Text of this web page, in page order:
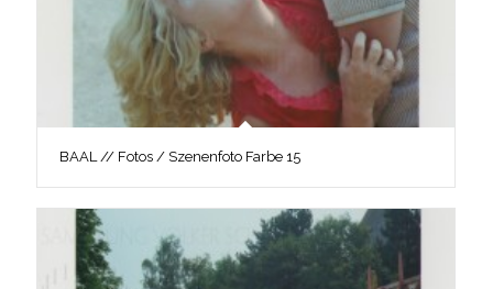
BAAL // Fotos / Szenenfoto Farbe 15